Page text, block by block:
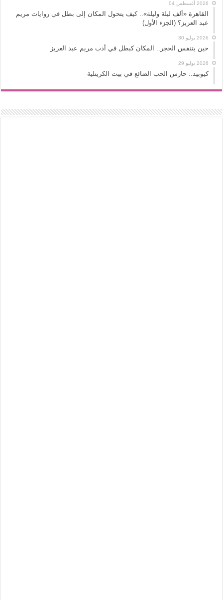
2026 أغسطس 04
القاهرة «ألف ليلة وليلة».. كيف يتحول المكان إلى بطل في روايات مريم
عبد العزيز؟ (الجزء الأول)
2026 يوليو 30
حين يتنفس الحجر.. المكان كبطل في أدب مريم عبد العزيز
2026 يوليو 29
كيوبيد.. حارس الحب الضائع في بيت الكريتلية